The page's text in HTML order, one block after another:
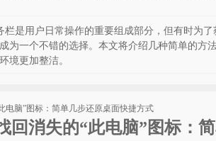
栏是用户日常操作的重要组成部分，但有时为
为一个不错的选择。本文将介绍几种简单的方
境更加整洁。
回消失的“此电脑”图标：